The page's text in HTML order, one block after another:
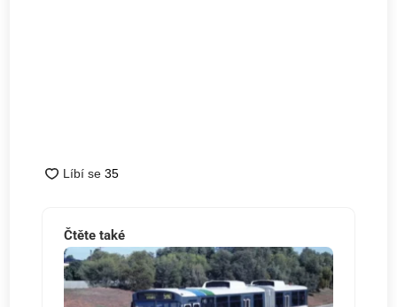
Čtěte také